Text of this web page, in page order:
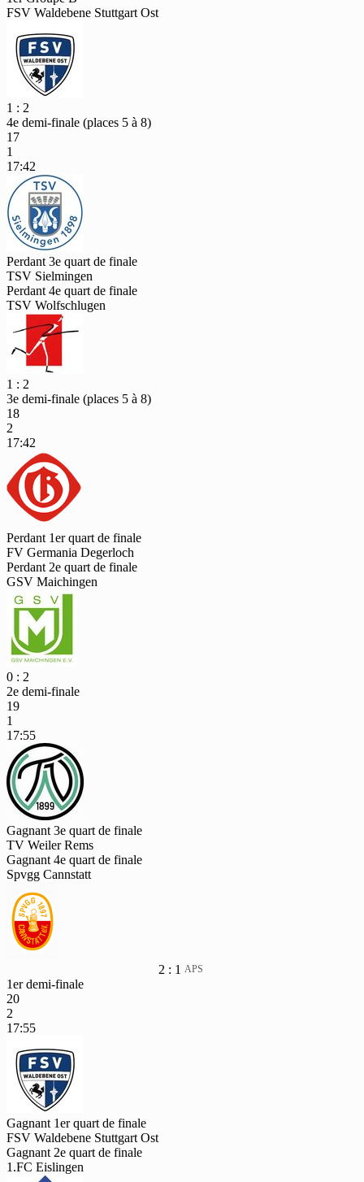
FSV Waldebene Stuttgart Ost
1 : 2
4e demi-finale (places 5 à 8)
17
1
17:42
Perdant 3e quart de finale
TSV Sielmingen
Perdant 4e quart de finale
TSV Wolfschlugen
1 : 2
3e demi-finale (places 5 à 8)
18
2
17:42
Perdant 1er quart de finale
FV Germania Degerloch
Perdant 2e quart de finale
GSV Maichingen
0 : 2
2e demi-finale
19
1
17:55
Gagnant 3e quart de finale
TV Weiler Rems
Gagnant 4e quart de finale
Spvgg Cannstatt
2 : 1 APS
1er demi-finale
20
2
17:55
Gagnant 1er quart de finale
FSV Waldebene Stuttgart Ost
Gagnant 2e quart de finale
1.FC Eislingen